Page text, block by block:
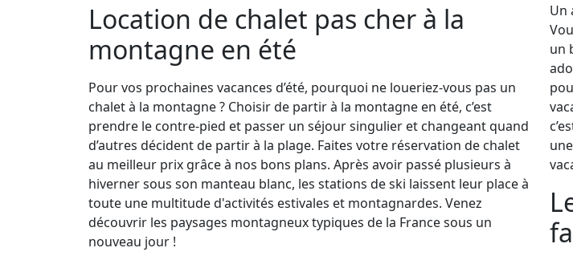
Location de chalet pas cher à la
montagne en été
Pour vos prochaines vacances d’été, pourquoi ne loueriez-vous pas un
chalet à la montagne ? Choisir de partir à la montagne en été, c’est
prendre le contre-pied et passer un séjour singulier et changeant quand
d’autres décident de partir à la plage. Faites votre réservation de chalet
au meilleur prix grâce à nos bons plans. Après avoir passé plusieurs à
hiverner sous son manteau blanc, les stations de ski laissent leur place à
toute une multitude d'activités estivales et montagnardes. Venez
découvrir les paysages montagneux typiques de la France sous un
nouveau jour !
Un
un